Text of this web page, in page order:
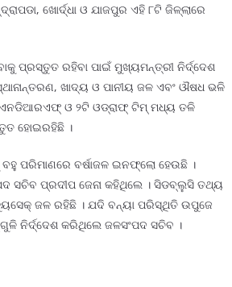
ଖୋର୍ଦ୍ଧା ଓ ଯାଜପୁର ଏହି ୮ଟି ଜିଳ୍ଲାରେ
ପ୍ରସ୍ତୁତ ରହିବା ପାଇଁ ମୁଖ୍ୟମନ୍ତ୍ରୀ ନିର୍ଦ୍ଦେଶ
ଖାଦ୍ୟ ଓ ପାନୀୟ ଜଳ ଏବଂ ଔଷଧ ଭଳି
ଏନଡିଆରଏଫ୍ ଓ ୨ଟି ଓଡ୍ରାଫ୍ ଟିମ୍ ମଧ୍ୟ ତଳି
ହୋଇରହିଛି ।
ପରିମାଣରେ ବର୍ଷାଜଳ ଇନଫ୍ଲୋ ହେଉଛି ।
ସଚିବ ପ୍ରଦୀପ ଜେନା କହିଥିଲେ । ସିଡବ୍ଲୁସି ତଥ୍ୟ
ଜଳ ରହିଛି । ଯଦି ବନ୍ୟା ପରିସ୍ଥିତି ଉପୁଜେ
ନିର୍ଦ୍ଦେଶ କରିଥିଲେ ଜଳସଂପଦ ସଚିବ ।